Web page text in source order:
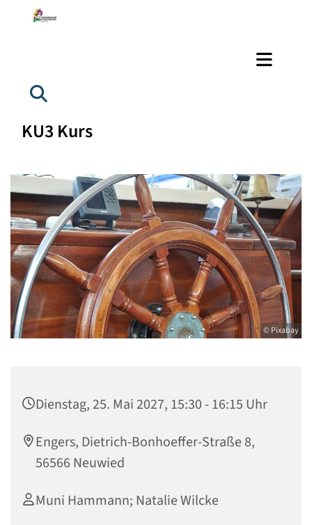
KU3 Kurs
© Pixabay
Dienstag, 25. Mai 2027, 15:30 - 16:15 Uhr
Engers, Dietrich-Bonhoeffer-Straße 8,
56566 Neuwied
Muni Hammann; Natalie Wilcke